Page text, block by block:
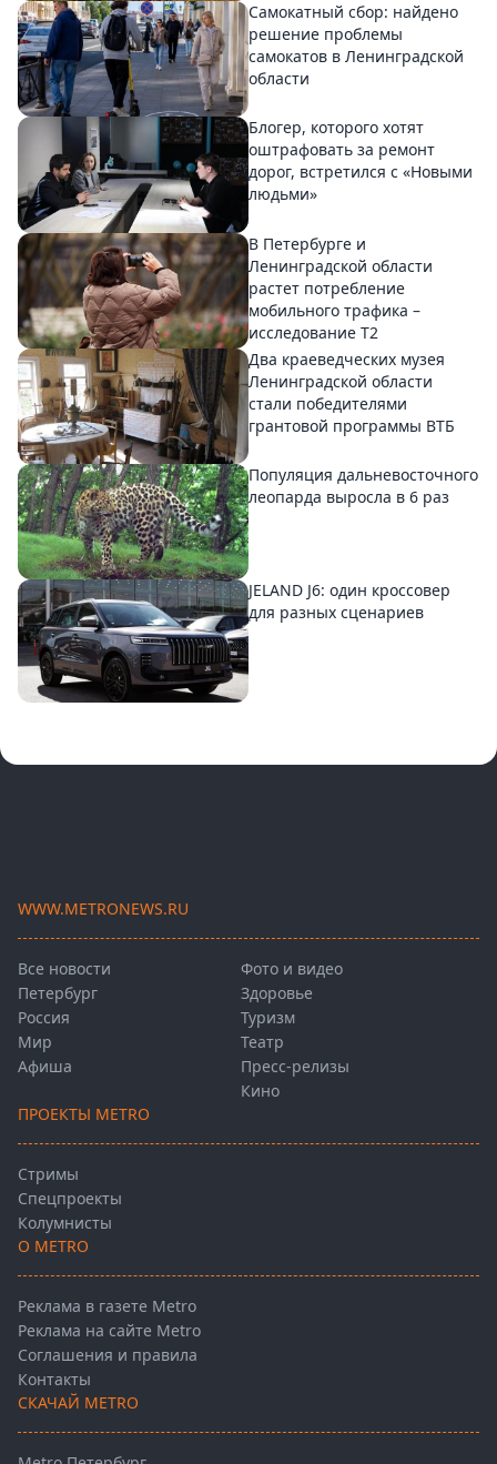
Самокатный сбор: найдено
решение проблемы
самокатов в Ленинградской
области
Блогер, которого хотят
оштрафовать за ремонт
дорог, встретился с «Новыми
людьми»
В Петербурге и
Ленинградской области
растет потребление
мобильного трафика –
исследование T2
Два краеведческих музея
Ленинградской области
стали победителями
грантовой программы ВТБ
Популяция дальневосточного
леопарда выросла в 6 раз
JELAND J6: один кроссовер
для разных сценариев
WWW.METRONEWS.RU
Все новости
Петербург
Россия
Мир
Афиша
Фото и видео
Здоровье
Туризм
Театр
Пресс-релизы
Кино
ПРОЕКТЫ METRO
Стримы
Спецпроекты
Колумнисты
О METRO
Реклама в газете Metro
Реклама на сайте Metro
Соглашения и правила
Контакты
СКАЧАЙ METRO